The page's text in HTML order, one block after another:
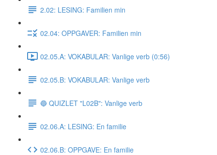
2.02: LESING: Familien min
02.04: OPPGAVER: Familien min
02.05.A: VOKABULAR: Vanlige verb (0:56)
02.05.B: VOKABULAR: Vanlige verb
🔵 QUIZLET "L02B": Vanlige verb
02.06.A: LESING: En familie
02.06.B: OPPGAVE: En familie